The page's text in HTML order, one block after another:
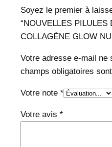
Soyez le premier à
“NOUVELLES
COLLAGÈNE GLOW
Votre adresse e-mail ne
champs obligatoires
Votre note *
Votre avis *